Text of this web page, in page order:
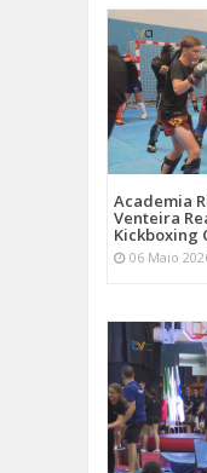
Academia
Venteira
Kickboxing
06 Maio